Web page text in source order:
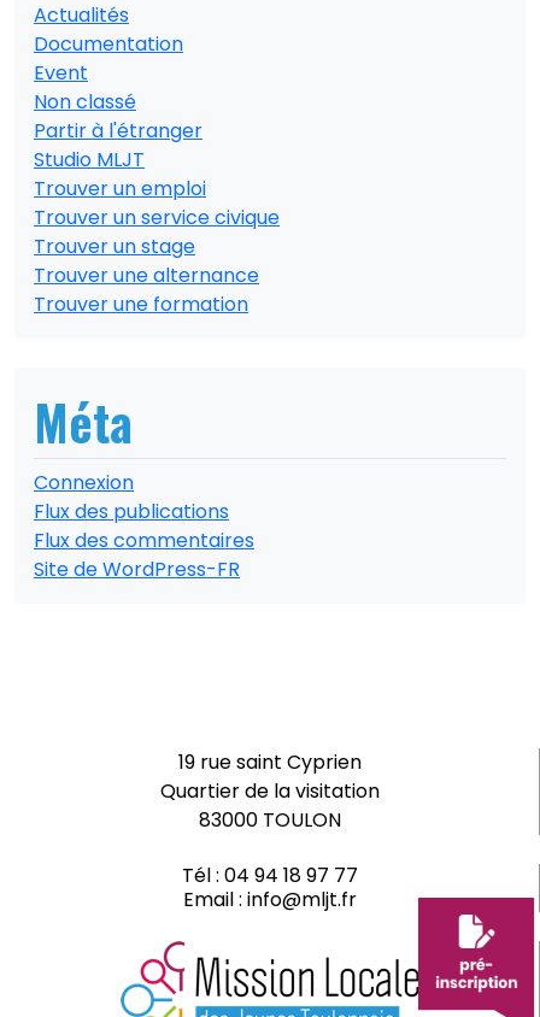
Actualités
Documentation
Event
Non classé
Partir à l'étranger
Studio MLJT
Trouver un emploi
Trouver un service civique
Trouver un stage
Trouver une alternance
Trouver une formation
Méta
Connexion
Flux des publications
Flux des commentaires
Site de WordPress-FR
19 rue saint Cyprien
Quartier de la visitation
83000 TOULON
Tél : 04 94 18 97 77
Email : info@mljt.fr